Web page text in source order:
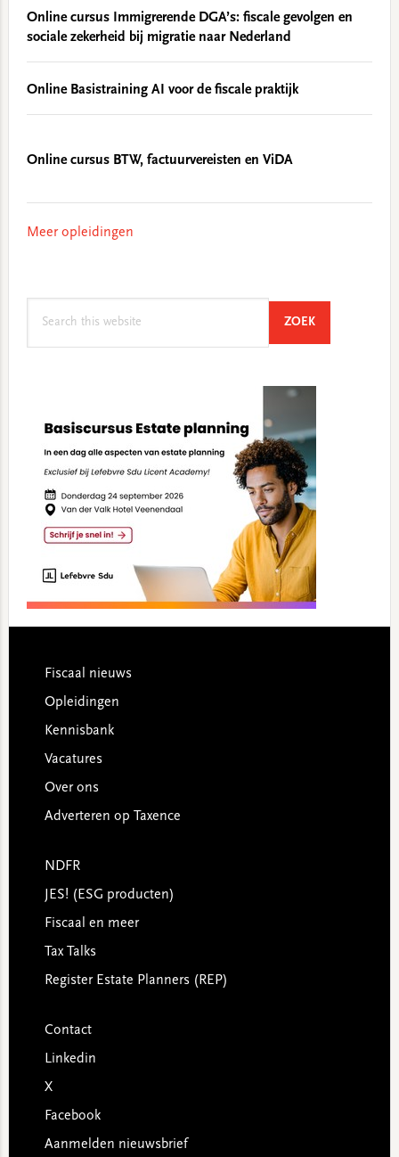
Online cursus Immigrerende DGA’s: fiscale gevolgen en
sociale zekerheid bij migratie naar Nederland
Online Basistraining AI voor de fiscale praktijk
Online cursus BTW, factuurvereisten en ViDA
Meer opleidingen
ZOEKSEARCH
Footer
Fiscaal nieuws
Opleidingen
Kennisbank
Vacatures
Over ons
Adverteren op Taxence
NDFR
JES! (ESG producten)
Fiscaal en meer
Tax Talks
Register Estate Planners (REP)
Contact
Linkedin
X
Facebook
Aanmelden nieuwsbrief